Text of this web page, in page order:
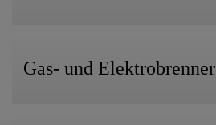
Gas- und Elektrobrenner